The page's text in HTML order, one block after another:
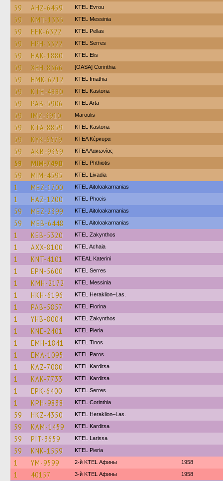
59
AHZ-6459 KTEL Evrou
59 KMT-1335 KTEL Messinia
59 EEK-6322 KTEL Pellas
59 EPH-3322 KTEL Serres
59 HAK-1880 KTEL Elis
59 XEH-8366 [OASA] Corinthia
59 HMK-6212 KTEL Imathia
59 KTE-4880 KTEL Kastoria
59 PAB-5906 KTEL Arta
59 IMZ-3910 Maroulis
59 KTA-8859 KTEL Kastoria
59 KYK-6579 ΚΤΕΛ Κέρκυρα
59 AKB-9359 ΚΤΕΛ Λακωνίας
59 MIM-7490 ΚΤΕL Phthiotis
59 MIM-4595 KTEL Livadia
1 MEZ-1700 KTEL Aitoloakarnanias
1 HAZ-1200 ΚΤΕL Phocis
59 MEZ-2399 KTEL Aitoloakarnanias
59 MEB-6448 KTEL Aitoloakarnanias
1 KEB-5320 KTEL Zakynthos
1 AXX-8100 KTEL Achaia
1 KNT-4101 KTEAL Katerini
1 EPN-5600 KTEL Serres
1 KMH-2172 KTEL Messinia
1 HKH-6196 KTEL Heraklion–Las.
1 PAB-5857 KTEL Florina
1 YHB-8004 KTEL Zakynthos
1 KNE-2401 KTEL Pieria
1 EMH-1841 KTEL Tinos
1 EMA-1095 KTEL Paros
1 KAZ-7080 ΚΤΕL Karditsa
1 KAK-7733 ΚΤΕL Karditsa
1 EPK-6400 KTEL Serres
1 KPH-9838 KTEL Corinthia
59 HKZ-4350 KTEL Heraklion–Las.
59 KAM-1459 ΚΤΕL Karditsa
59 PIT-3659 KTEL Larissa
59 KNK-1559 KTEL Pieria
1 YM-9599 2-й KTEL Афины 1958
1 40157 3-й KTEL Афины 1958